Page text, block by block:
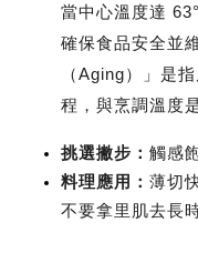
當中心溫度達
確保食品安全並
（Aging）」是
程，與烹調溫度
挑選撇步 ： 觸感
料理應用 ： 薄切
不要拿里肌去長